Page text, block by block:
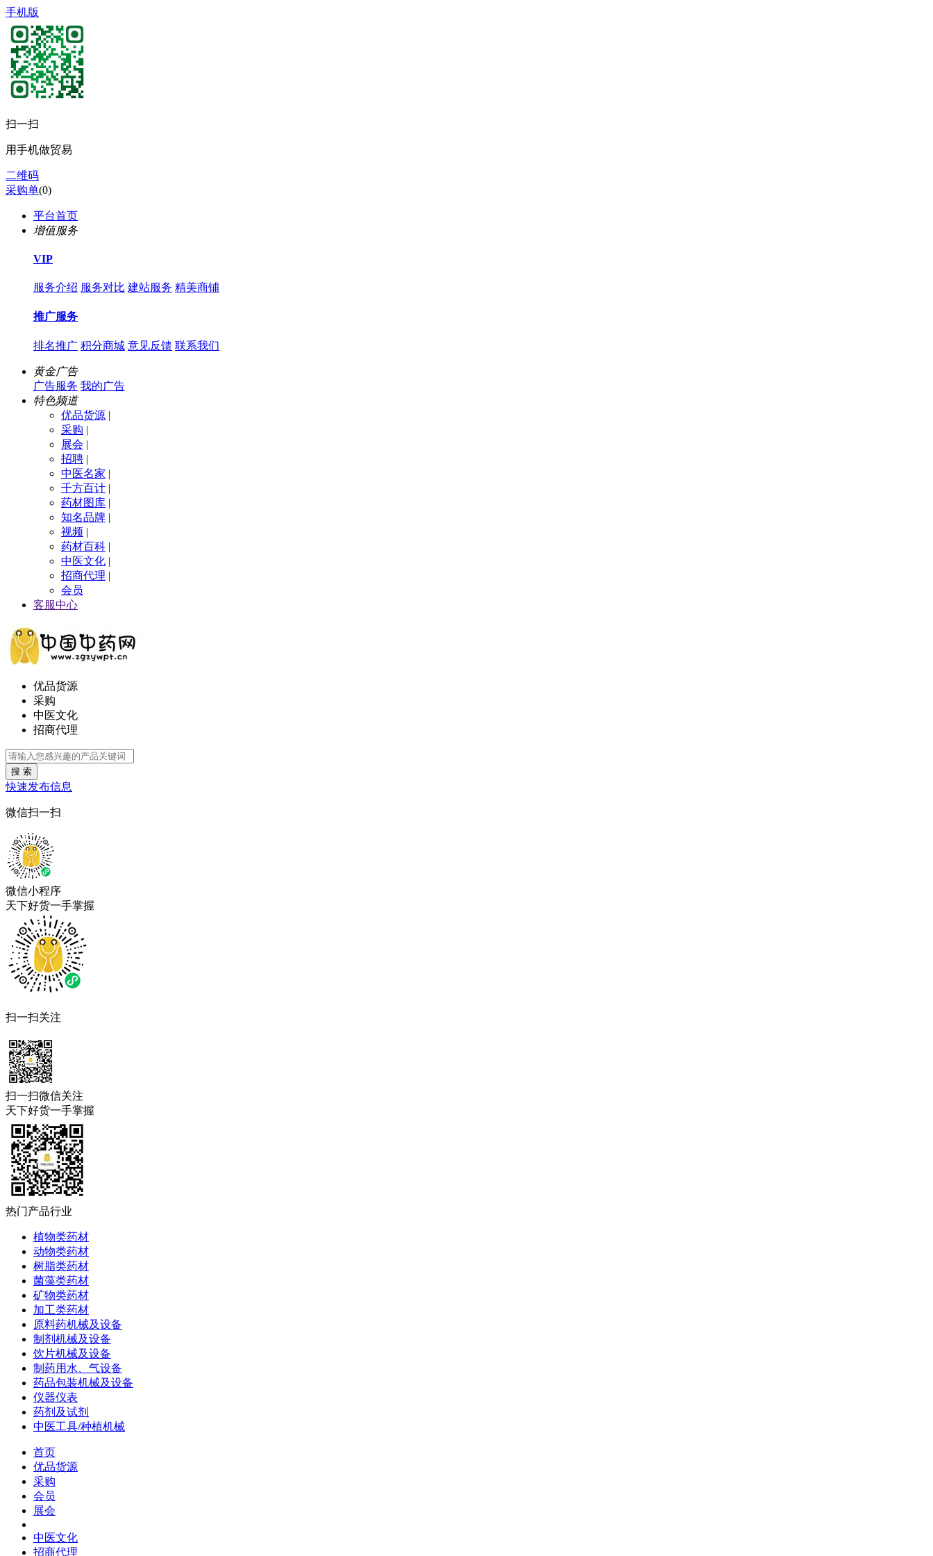
手机版
扫一扫
用手机做贸易
二维码
采购单(0)
平台首页
增值服务
VIP
服务介绍 服务对比 建站服务 精美商铺
推广服务
排名推广 积分商城 意见反馈 联系我们
黄金广告
广告服务 我的广告
特色频道
优品货源 |
采购 |
展会 |
招聘 |
中医名家 |
千方百计 |
药材图库 |
知名品牌 |
视频 |
药材百科 |
中医文化 |
招商代理 |
会员
客服中心
优品货源
采购
中医文化
招商代理
搜 索
快速发布信息
微信扫一扫
微信小程序
天下好货一手掌握
扫一扫关注
扫一扫微信关注
天下好货一手掌握
热门产品行业
植物类药材
动物类药材
树脂类药材
菌藻类药材
矿物类药材
加工类药材
原料药机械及设备
制剂机械及设备
饮片机械及设备
制药用水、气设备
药品包装机械及设备
仪器仪表
药剂及试剂
中医工具/种植机械
首页
优品货源
采购
会员
展会
中医文化
招商代理